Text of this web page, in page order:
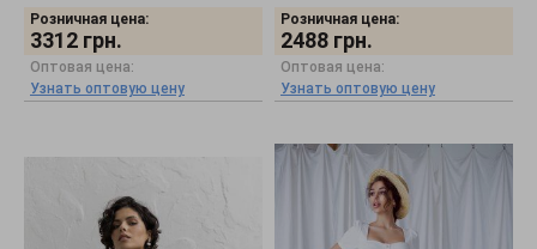
Розничная цена:
3312 грн.
Оптовая цена:
Узнать оптовую цену
Розничная цена:
2488 грн.
Оптовая цена:
Узнать оптовую цену